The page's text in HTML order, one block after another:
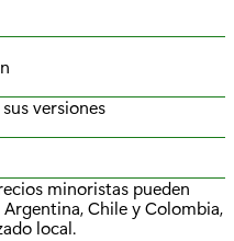
versiones
minoristas pueden
Chile y Colombia,
local.